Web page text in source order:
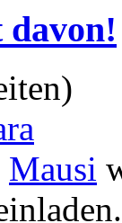
davon!
Mausi